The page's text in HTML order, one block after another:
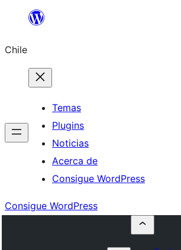
Saltar
contenido
Chile
Temas
Plugins
Noticias
Acerca de
Consigue WordPress
Consigue WordPress